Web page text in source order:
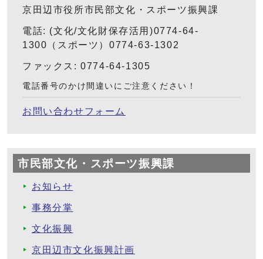
京田辺市役所市民部文化・スポーツ振興課
電話: (文化/文化財保存活用)0774-64-
1300（スポーツ）0774-63-1302
ファックス: 0774-64-1305
電話番号のかけ間違いにご注意ください！
お問い合わせフォーム
市民部文化・スポーツ振興課
お知らせ
事務分掌
文化振興
京田辺市文化振興計画